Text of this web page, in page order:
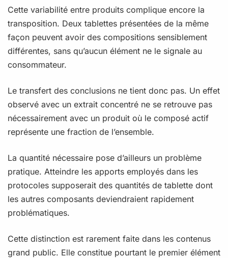
Cette variabilité entre produits complique encore la
transposition. Deux tablettes présentées de la même
façon peuvent avoir des compositions sensiblement
différentes, sans qu’aucun élément ne le signale au
consommateur.
Le transfert des conclusions ne tient donc pas. Un effet
observé avec un extrait concentré ne se retrouve pas
nécessairement avec un produit où le composé actif
représente une fraction de l’ensemble.
La quantité nécessaire pose d’ailleurs un problème
pratique. Atteindre les apports employés dans les
protocoles supposerait des quantités de tablette dont
les autres composants deviendraient rapidement
problématiques.
Cette distinction est rarement faite dans les contenus
grand public. Elle constitue pourtant le premier élément